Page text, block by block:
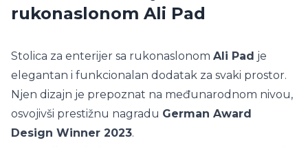
rukonaslonom Ali Pad
Stolica za enterijer sa rukonaslonom Ali Pad je
elegantan i funkcionalan dodatak za svaki prostor.
Njen dizajn je prepoznat na međunarodnom nivou,
osvojivši prestižnu nagradu German Award
Design Winner 2023.